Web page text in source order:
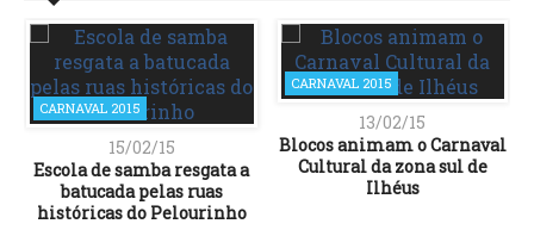
CARNAVAL 2015
15/02/15
Escola de samba resgata a
batucada pelas ruas
históricas do Pelourinho
CARNAVAL 2015
13/02/15
Blocos animam o Carnaval
Cultural da zona sul de
Ilhéus‏